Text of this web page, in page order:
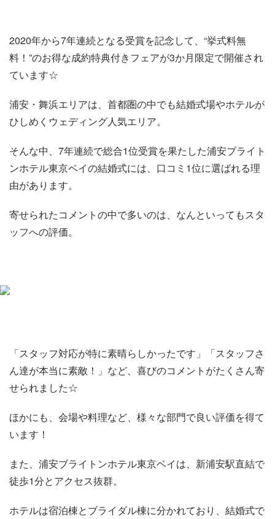
2020年から7年連続となる受賞を記念して、“挙式料無
料！”のお得な成約特典付きフェアが3か月限定で開催され
ています☆
浦安・舞浜エリアは、首都圏の中でも結婚式場やホテルが
ひしめくウェディング人気エリア。
そんな中、7年連続で総合1位受賞を果たした浦安ブライト
ンホテル東京ベイの結婚式には、口コミ1位に選ばれる理
由があります。
寄せられたコメントの中で多いのは、なんといってもスタ
ッフへの評価。
「スタッフ対応が特に素晴らしかったです」「スタッフさ
ん達が本当に素敵！」など、喜びのコメントがたくさん寄
せられました☆
ほかにも、会場や料理など、様々な部門で良い評価を得て
います！
また、浦安ブライトンホテル東京ベイは、新浦安駅直結で
徒歩1分とアクセス抜群。
ホテルは宿泊棟とブライダル棟に分かれており、結婚式で